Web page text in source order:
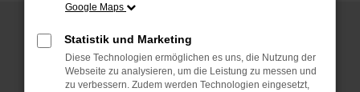
Warum einen Volkswagen
kaufen?
Google Maps
Statistik und Marketing
Diese Technologien ermöglichen es uns, die Nutzung der
Webseite zu analysieren, um die Leistung zu messen und
zu verbessern. Zudem werden Technologien eingesetzt,